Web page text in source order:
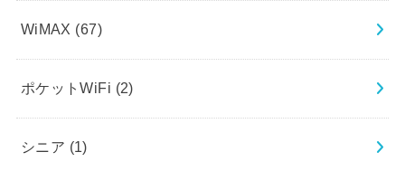
WiMAX (67)
ポケットWiFi (2)
シニア (1)